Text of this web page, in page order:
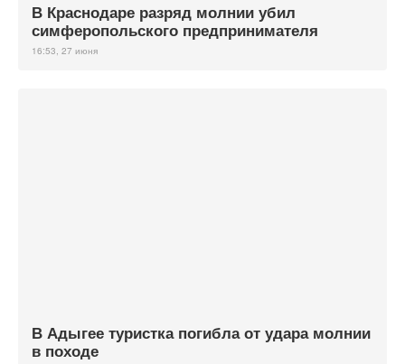
В Краснодаре разряд молнии убил
симферопольского предпринимателя
16:53, 27 июня
В Адыгее туристка погибла от удара молнии
в походе